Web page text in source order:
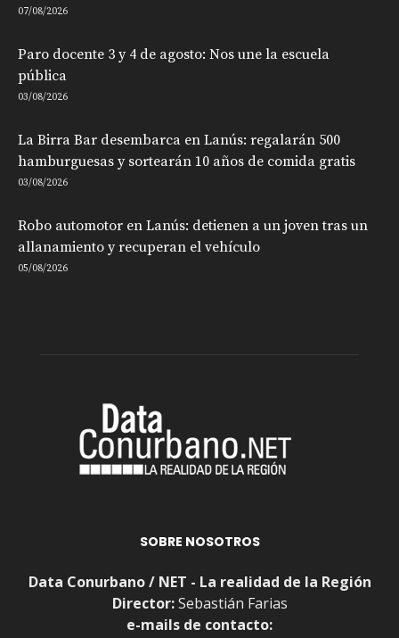
07/08/2026
Paro docente 3 y 4 de agosto: Nos une la escuela
pública
03/08/2026
La Birra Bar desembarca en Lanús: regalarán 500
hamburguesas y sortearán 10 años de comida gratis
03/08/2026
Robo automotor en Lanús: detienen a un joven tras un
allanamiento y recuperan el vehículo
05/08/2026
SOBRE NOSOTROS
Data Conurbano / NET - La realidad de la Región
Director:Sebastián Farias
e-mails de contacto: